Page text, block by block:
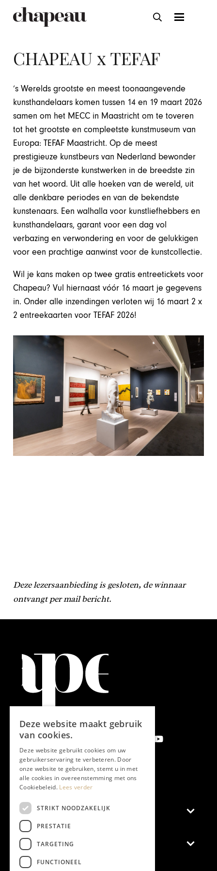
CHAPEAU x TEFAF
’s Werelds grootste en meest toonaangevende
kunsthandelaars komen tussen 14 en 19 maart 2026
samen om het MECC in Maastricht om te toveren
tot het grootste en compleetste kunstmuseum van
Europa: TEFAF Maastricht. Op de meest
prestigieuze kunstbeurs van Nederland bewonder
je de bijzonderste kunstwerken in de breedste zin
van het woord. Uit alle hoeken van de wereld, uit
alle denkbare periodes en van de bekendste
kunstenaars. Een walhalla voor kunstliefhebbers en
kunsthandelaars, garant voor een dag vol
verbazing en verwondering en voor de gelukkigen
voor een prachtige aanwinst voor de kunstcollectie.
Wil je kans maken op twee gratis entreetickets voor
Chapeau? Vul hiernaast vóór 16 maart je gegevens
in. Onder alle inzendingen verloten wij 16 maart 2 x
2 entreekaarten voor TEFAF 2026!
Deze lezersaanbieding is gesloten, de winnaar
ontvangt per mail bericht.
Aanmelden nieuwsbrief
Magazine
Adverteren
Deze website maakt gebruik
van cookies.
Deze website gebruikt cookies om uw
gebruikerservaring te verbeteren. Door
onze website te gebruiken, stemt u in met
alle cookies in overeenstemming met ons
Cookiebeleid. Lees verder
STRIKT NOODZAKELIJK
PRESTATIE
TARGETING
FUNCTIONEEL